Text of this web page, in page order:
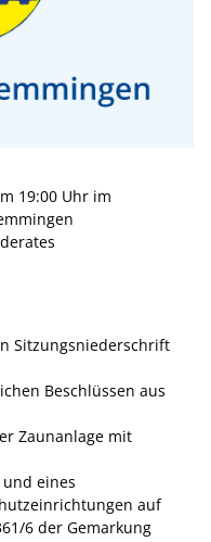
19:00 Uhr im
Sitzungsniederschrift
Beschlüssen aus
Zaunanlage mit
eines
auf
6 der Gemarkung